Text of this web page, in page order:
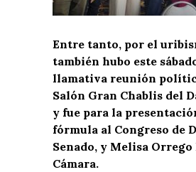
Entre tanto, por el
también hubo este
llamativa reunión
Salón Gran Chablis del
y fue para la
fórmula al Congreso de
Senado, y Melisa Orrego
Cámara.